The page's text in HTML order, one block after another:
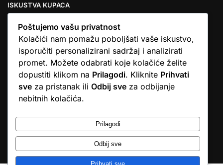
ISKUSTVA KUPACA
★★★★★
… Ono što me se dojmilo je ljudski pristup i njihova briga da
dobijem što sam naručio. U većini web shopova nitko vas ne
zove, samo otkažu narudžbu. …
Stjepan D.M.
© Argus elektronika d.o.o.
Poštujemo vašu privatnost
Kolačići nam pomažu poboljšati vaše iskustvo,
isporučiti personalizirani sadržaj i analizirati
promet. Možete odabrati koje kolačiće želite
dopustiti klikom na Prilagodi. Kliknite Prihvati
sve za pristanak ili Odbij sve za odbijanje
nebitnih kolačića.
Prilagodi
Odbij sve